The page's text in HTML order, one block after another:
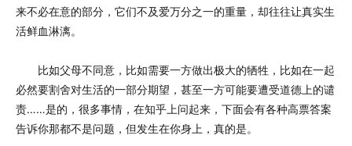
来不必在意的部分，它们不及爱万分之一的重量，却往往让真实生
活鲜血淋漓。
比如父母不同意，比如需要一方做出极大的牺牲，比如在一起
必然要割舍对生活的一部分期望，甚至一方可能要遭受道德上的谴
责……是的，很多事情，在知乎上问起来，下面会有各种高票答案
告诉你那都不是问题，但发生在你身上，真的是。